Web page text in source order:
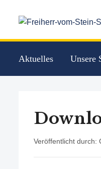
Aktuelles Unsere
Veröffentlicht durch: